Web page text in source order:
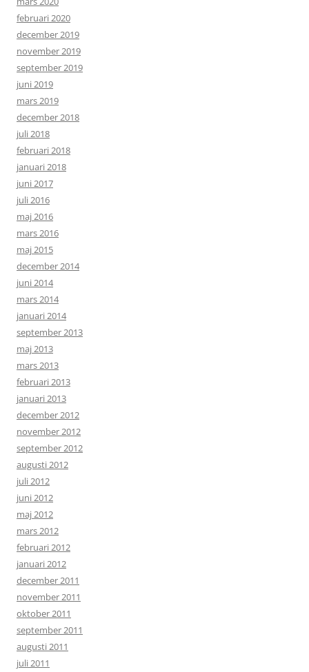
februari 2020
december 2019
november 2019
september 2019
juni 2019
mars 2019
december 2018
juli 2018
februari 2018
januari 2018
juni 2017
juli 2016
maj 2016
mars 2016
maj 2015
december 2014
juni 2014
mars 2014
januari 2014
september 2013
maj 2013
mars 2013
februari 2013
januari 2013
december 2012
november 2012
september 2012
augusti 2012
juli 2012
juni 2012
maj 2012
mars 2012
februari 2012
januari 2012
december 2011
november 2011
oktober 2011
september 2011
augusti 2011
juli 2011